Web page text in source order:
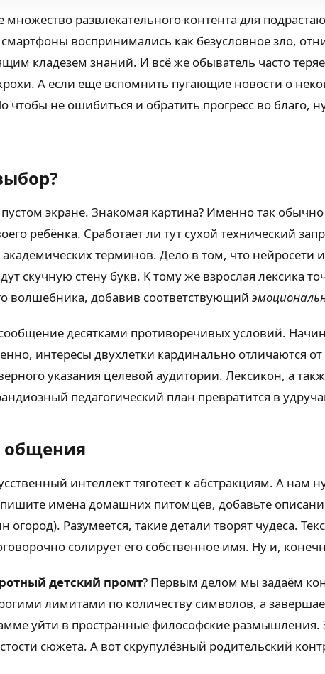
множество развлекательного контента для
смартфоны воспринимались как безусловное зло,
кладезем знаний. И всё же обыватель часто
А если ещё вспомнить пугающие новости о
чтобы не ошибиться и обратить прогресс во благо,
экране. Знакомая картина? Именно так обычно
ребёнка. Сработает ли тут сухой технический
терминов. Дело в том, что нейросети
скучную стену букв. К тому же взрослая лексика
волшебника, добавив соответствующий
десятками противоречивых условий.
интересы двухлетки кардинально отличаются
указания целевой аудитории. Лексикон, а
педагогический план превратится в
общения
интеллект тяготеет к абстракциям. А
имена домашних питомцев, добавьте
Разумеется, такие детали творят чудеса.
солирует его собственное имя. Ну и,
детский промт? Первым делом мы задаём
лимитами по количеству символов, а
уйти в пространные философские размышления.
сюжета. А вот скрупулёзный родительский